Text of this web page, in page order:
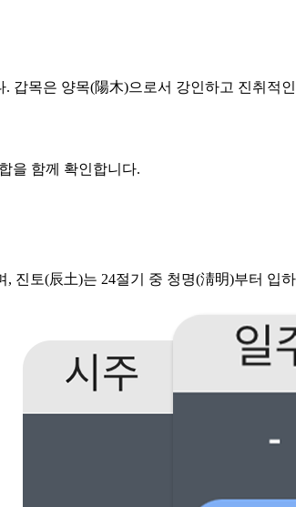
갑목은 양목(陽木)으로서 강인하고 진취적
을 함께 확인합니다.
진토(辰土)는 24절기 중 청명(淸明)부터 입